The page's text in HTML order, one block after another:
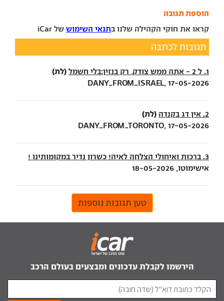
הוספת תגובה
קראו את חוקי הקהילה שלנו בתנאי השימוש של iCar
תגובות לכתבה
1. ל 2 - אתה ממש צודק, רק בנזין:בלי חשמל (לת)
DANY_FROM_ISRAEL, 17-05-2026
2. אין דג בקנדה (לת)
DANY_FROM_TORONTO, 17-05-2026
3. ברכות ואיחולי הצלחה לאיה! כשרון נדיר במקומותינו !
אישימוטו, 18-05-2026
טען תגובות נוספות
הירשמו לקבלת עדכונים ומבצעים בעולם הרכב